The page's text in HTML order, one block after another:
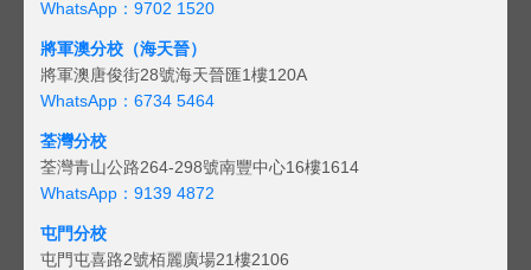
WhatsApp：9702 1520
將軍澳分校（海天晉）
將軍澳唐俊街28號海天晉匯1樓120A
WhatsApp：6734 5464
荃灣分校
荃灣青山公路264-298號南豐中心16樓1614
WhatsApp：9139 4872
屯門分校
屯門屯喜路2號栢麗廣場21樓2106